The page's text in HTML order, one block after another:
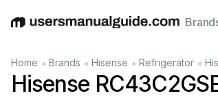
EnglishDeutschEspañolItalianoFrançais
Home • Brands • Hisense • Refrigerator •
Hisense